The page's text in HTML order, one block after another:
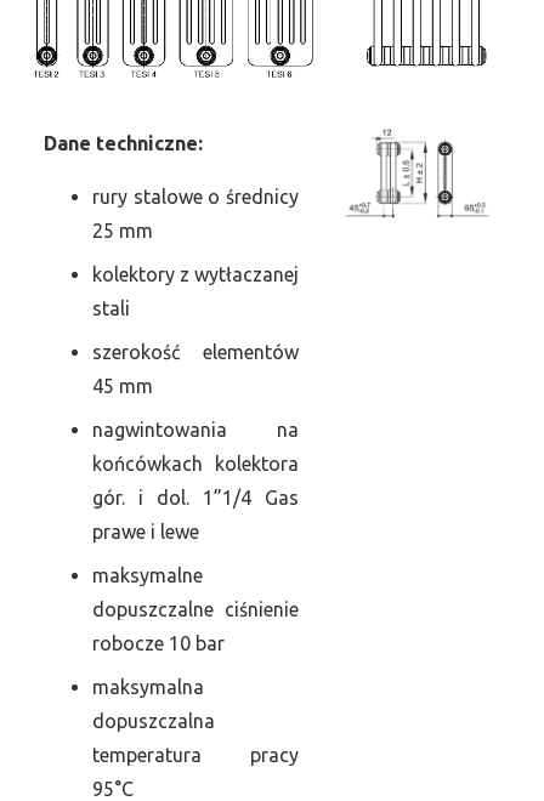
Dane techniczne:
rury stalowe o średnicy
25 mm
kolektory z wytłaczanej
stali
szerokość elementów
45 mm
nagwintowania na
końcówkach kolektora
gór. i dol. 1”1/4 Gas
prawe i lewe
maksymalne
dopuszczalne ciśnienie
robocze 10 bar
maksymalna
dopuszczalna
temperatura pracy
95°C